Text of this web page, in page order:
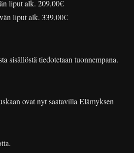
liput alk. 209,00€
liput alk. 339,00€
sisällöstä tiedotetaan tuonnempana.
ovat nyt saatavilla Elämyksen